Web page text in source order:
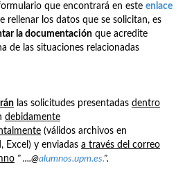
que encontrará en este enlace
rellenar los datos que se solicitan, es
la documentación que acredite
de las situaciones relacionadas
las solicitudes presentadas dentro
debidamente
(válidos archivos en
Excel) y enviadas a través del correo
" ....@alumnos.upm.es.".